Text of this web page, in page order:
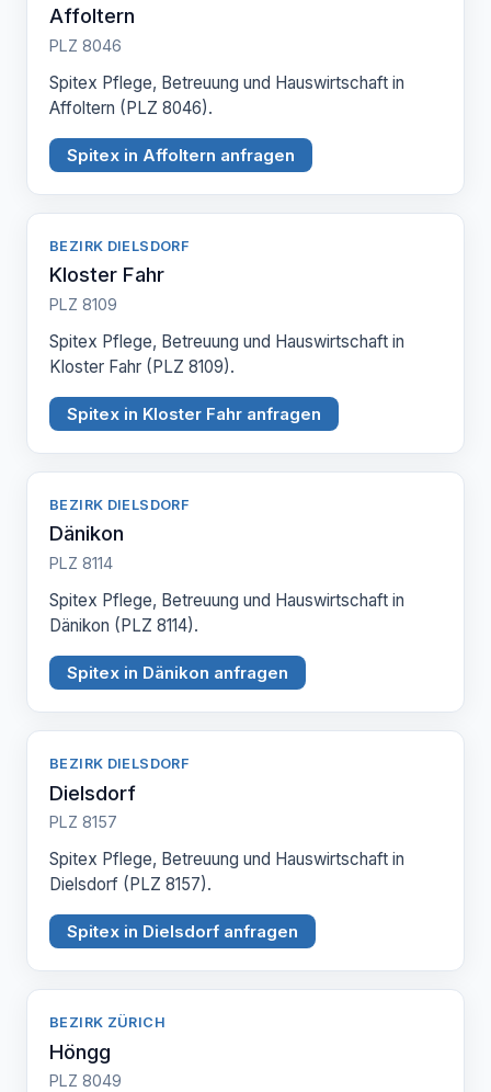
Affoltern
PLZ 8046
Spitex Pflege, Betreuung und Hauswirtschaft in
Affoltern (PLZ 8046).
Spitex in Affoltern anfragen
BEZIRK DIELSDORF
Kloster Fahr
PLZ 8109
Spitex Pflege, Betreuung und Hauswirtschaft in
Kloster Fahr (PLZ 8109).
Spitex in Kloster Fahr anfragen
BEZIRK DIELSDORF
Dänikon
PLZ 8114
Spitex Pflege, Betreuung und Hauswirtschaft in
Dänikon (PLZ 8114).
Spitex in Dänikon anfragen
BEZIRK DIELSDORF
Dielsdorf
PLZ 8157
Spitex Pflege, Betreuung und Hauswirtschaft in
Dielsdorf (PLZ 8157).
Spitex in Dielsdorf anfragen
BEZIRK ZÜRICH
Höngg
PLZ 8049